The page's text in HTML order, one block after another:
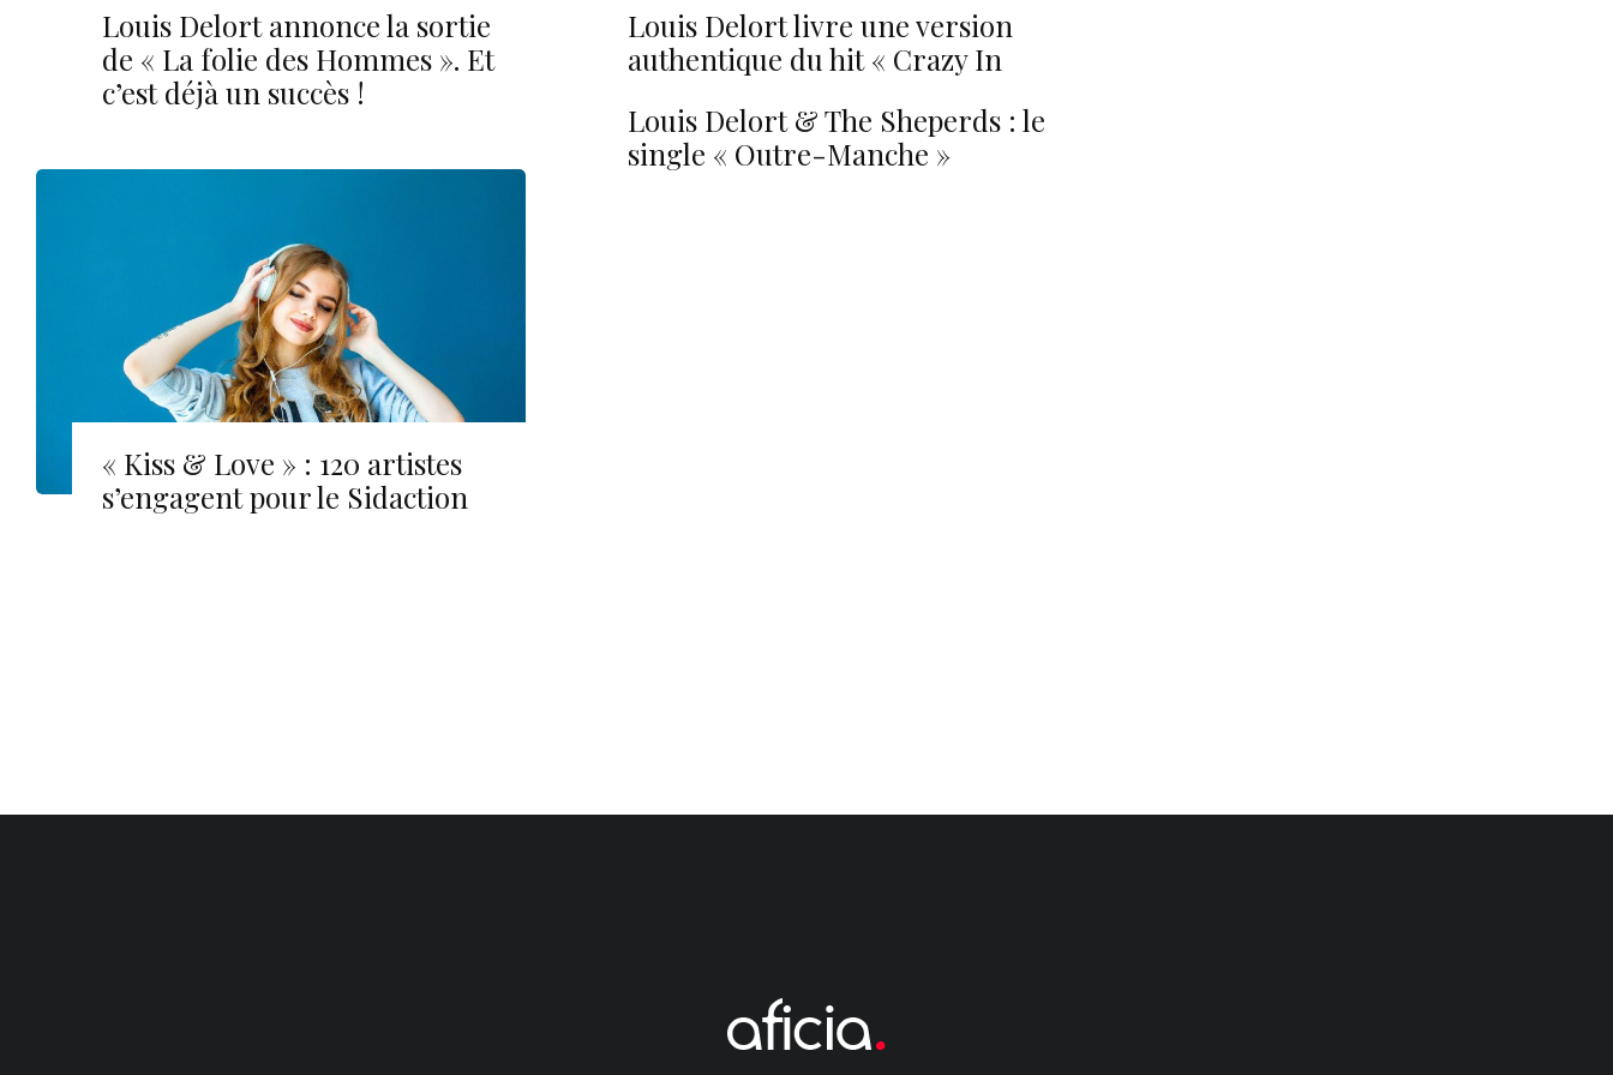
Louis Delort annonce la sortie
de « La folie des Hommes ». Et
c’est déjà un succès !
« Kiss & Love » : 120 artistes
s’engagent pour le Sidaction
Louis Delort livre une version
authentique du hit « Crazy In
Louis Delort & The Sheperds : le
single « Outre-Manche »